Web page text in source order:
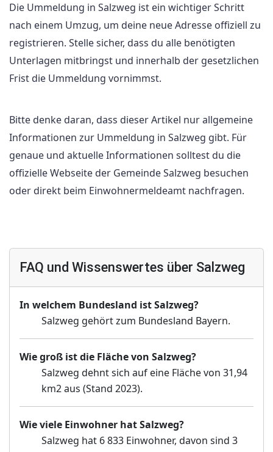
Die Ummeldung in Salzweg ist ein wichtiger Schritt
nach einem Umzug, um deine neue Adresse offiziell zu
registrieren. Stelle sicher, dass du alle benötigten
Unterlagen mitbringst und innerhalb der gesetzlichen
Frist die Ummeldung vornimmst.
Bitte denke daran, dass dieser Artikel nur allgemeine
Informationen zur Ummeldung in Salzweg gibt. Für
genaue und aktuelle Informationen solltest du die
offizielle Webseite der Gemeinde Salzweg besuchen
oder direkt beim Einwohnermeldeamt nachfragen.
FAQ und Wissenswertes über Salzweg
In welchem Bundesland ist Salzweg?
Salzweg gehört zum Bundesland Bayern.
Wie groß ist die Fläche von Salzweg?
Salzweg dehnt sich auf eine Fläche von 31,94
km2 aus (Stand 2023).
Wie viele Einwohner hat Salzweg?
Salzweg hat 6 833 Einwohner, davon sind 3